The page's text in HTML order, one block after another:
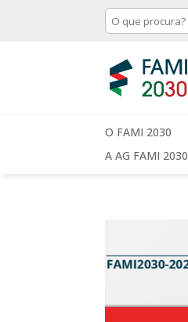
O FAMI 2030
A AG FAMI 2030